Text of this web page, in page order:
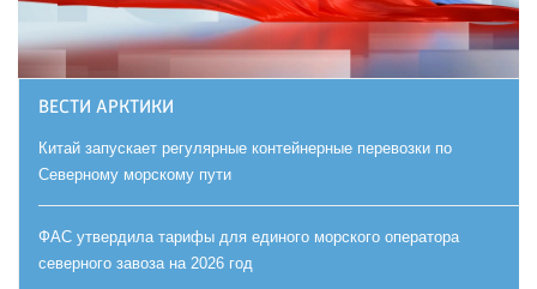
ВЕСТИ АРКТИКИ
Китай запускает регулярные контейнерные перевозки по
Северному морскому пути
ФАС утвердила тарифы для единого морского оператора
северного завоза на 2026 год